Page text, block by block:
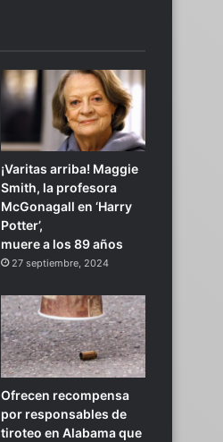
¡Varitas arriba! Maggie
Smith, la profesora
McGonagall en ‘Harry
Potter’,
muere a los 89 años
27 septiembre, 2024
Ofrecen recompensa
por responsables de
tiroteo en Alabama que